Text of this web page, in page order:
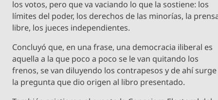
los votos, pero que va vaciando lo que la sostiene: los
límites del poder, los derechos de las minorías, la
libre, los jueces independientes.
Concluyó que, en una frase, una democracia iliberal es
aquella a la que poco a poco se le van quitando los
frenos, se van diluyendo los contrapesos y de ahí surge
la pregunta que dio origen al libro presentado.